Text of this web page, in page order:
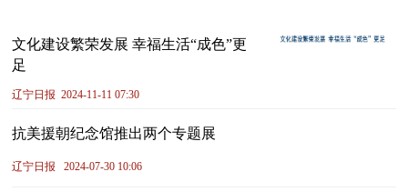
文化建设繁荣发展 幸福生活“成色”更
足
辽宁日报 2024-11-11 07:30
抗美援朝纪念馆推出两个专题展
辽宁日报 2024-07-30 10:06